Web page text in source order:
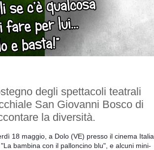
degli spettacoli teatrali
San Giovanni Bosco di
la diversità.
18 maggio, a Dolo (VE) presso il cinema Italia
bambina con il palloncino blu", e alcuni mini-